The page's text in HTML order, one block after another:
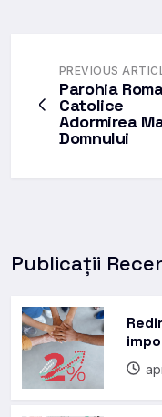
PREVIOUS
Parohia
Catolice
Adormirea
Domnului
Publicații